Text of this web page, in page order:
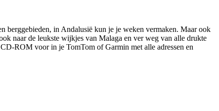
berggebieden, in Andalusië kun je je weken vermaken. Maar ook
naar de leukste wijkjes van Malaga en ver weg van alle drukte
ROM voor in je TomTom of Garmin met alle adressen en